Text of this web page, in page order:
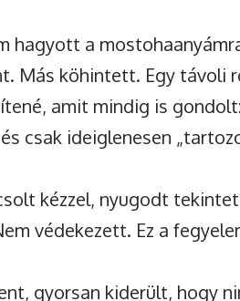
hagyott a
Más köhintett. Egy távoli
amit mindig is
csak ideiglenesen
kézzel, nyugodt
védekezett. Ez a
gyorsan kiderült, hogy